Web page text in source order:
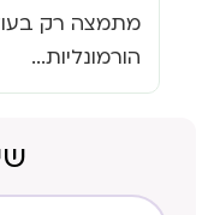
מתמצה רק
הורמונליות...